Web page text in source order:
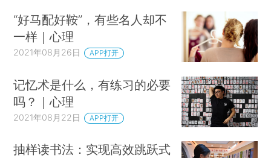
“好马配好鞍”，有些名人却不
一样｜心理
2021年08月26日 APP打开
记忆术是什么，有练习的必要
吗？｜心理
2021年08月22日 APP打开
抽样读书法：实现高效跳跃式